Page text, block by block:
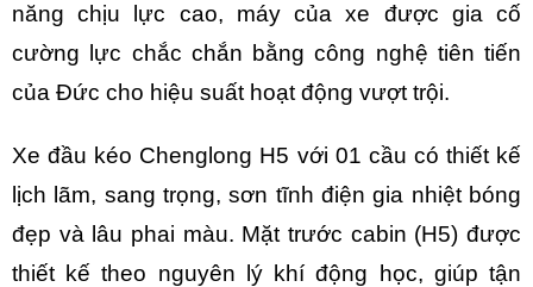
năng chịu lực cao, máy của xe được gia cố
cường lực chắc chắn bằng công nghệ tiên tiến
của Đức cho hiệu suất hoạt động vượt trội.
Xe đầu kéo Chenglong H5 với 01 cầu có thiết kế
lịch lãm, sang trọng, sơn tĩnh điện gia nhiệt bóng
đẹp và lâu phai màu. Mặt trước cabin (H5) được
thiết kế theo nguyên lý khí động học, giúp tận